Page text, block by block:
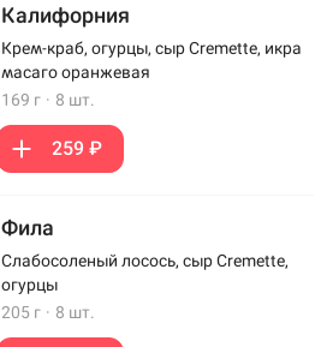
Калифорния
Крем-краб, огурцы, сыр Cremette, икра
масаго оранжевая
169 г · 8 шт.
259 ₽
Фила
Слабосоленый лосось, сыр Cremette,
огурцы
205 г · 8 шт.